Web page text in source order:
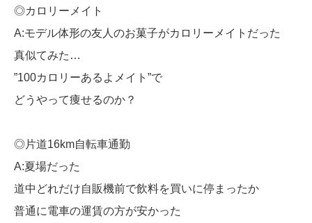
◎カロリーメイト
A:モデル体形の友人のお菓子がカロリーメイトだった
真似てみた…
”100カロリーあるよメイト”で
どうやって痩せるのか？
◎片道16km自転車通勤
A:夏場だった
道中どれだけ自販機前で飲料を買いに停まったか
普通に電車の運賃の方が安かった